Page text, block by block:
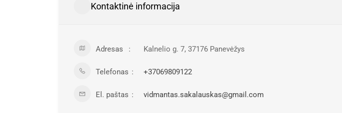
Kontaktinė informacija
Adresas Kalnelio g. 7, 37176 Panevėžys
Telefonas +37069809122
El. paštas vidmantas.sakalauskas@gmail.com